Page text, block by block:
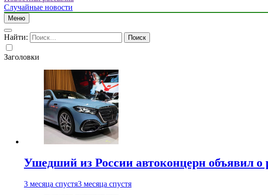
Случайные новости
Меню
Найти:
Заголовки
Ушедший из России автоконцерн объявил
3 месяца спустя3 месяца спустя